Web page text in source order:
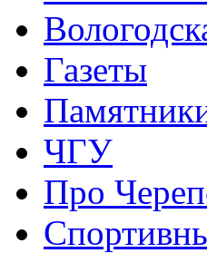
Газеты
ЧГУ
Про